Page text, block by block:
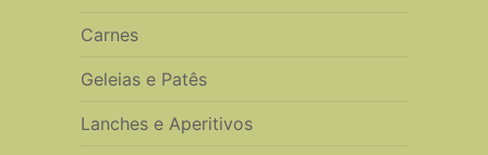
Carnes
Geleias e Patês
Lanches e Aperitivos